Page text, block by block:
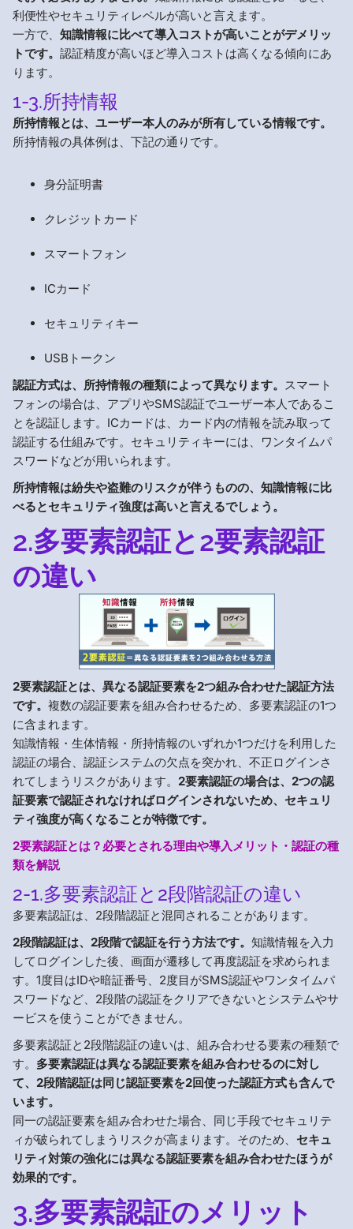
利便性やセキュリティレベルが高いと言えます。
一方で、 知識情報に比べて導入コストが高いことがデメリッ
トです。 認証精度が高いほど導入コストは高くなる傾向にあ
ります。
1-3.所持情報
所持情報とは、ユーザー本人のみが所有している情報です。
所持情報の具体例は、下記の通りです。
身分証明書
クレジットカード
スマートフォン
ICカード
セキュリティキー
USBトークン
認証方式は、所持情報の種類によって異なります。 スマート
フォンの場合は、アプリやSMS認証でユーザー本人であるこ
とを認証します。ICカードは、カード内の情報を読み取って
認証する仕組みです。セキュリティキーには、ワンタイムパ
スワードなどが用いられます。
所持情報は紛失や盗難のリスクが伴うものの、知識情報に比
べるとセキュリティ強度は高いと言えるでしょう。
2.多要素認証と2要素認証
の違い
2要素認証とは、異なる認証要素を2つ組み合わせた認証方法
です。 複数の認証要素を組み合わせるため、多要素認証の1つ
に含まれます。
知識情報・生体情報・所持情報のいずれか1つだけを利用した
認証の場合、認証システムの欠点を突かれ、不正ログインさ
れてしまうリスクがあります。 2要素認証の場合は、2つの認
証要素で認証されなければログインされないため、セキュリ
ティ強度が高くなることが特徴です。
2要素認証とは？必要とされる理由や導入メリット・認証の種
類を解説
2-1.多要素認証と2段階認証の違い
多要素認証は、2段階認証と混同されることがあります。
2段階認証は、2段階で認証を行う方法です。 知識情報を入力
してログインした後、画面が遷移して再度認証を求められま
す。1度目はIDや暗証番号、2度目がSMS認証やワンタイムパ
スワードなど、2段階の認証をクリアできないとシステムやサ
ービスを使うことができません。
多要素認証と2段階認証の違いは、組み合わせる要素の種類で
す。 多要素認証は異なる認証要素を組み合わせるのに対し
て、2段階認証は同じ認証要素を2回使った認証方式も含んで
います。
同一の認証要素を組み合わせた場合、同じ手段でセキュリテ
ィが破られてしまうリスクが高まります。そのため、 セキュ
リティ対策の強化には異なる認証要素を組み合わせたほうが
効果的です。
3.多要素認証のメリット